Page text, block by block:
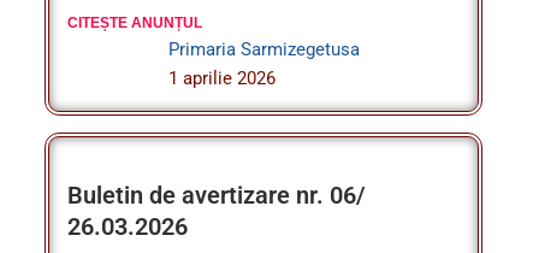
Buletin de avertizare nr. 06/
26.03.2026
CITEȘTE ANUNȚUL
Primaria Sarmizegetusa